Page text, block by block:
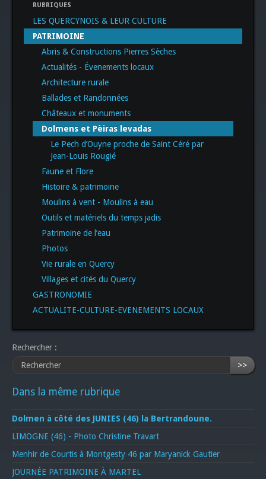
RUBRIQUES
LES QUERCYNOIS & LEUR CULTURE
PATRIMOINE
Abris & Constructions Pierres Sèches
Actualités - Évenements locaux
Architecture rurale
Ballades et Randonnées
Châteaux et monuments
Dolmens et Pèiras levadas
Le Pech d’Ouyne proche de Saint Céré par
Jean-Louis Rougié
Faune et Flore
Histoire & patrimoine
Moulins à vent - Moulins à eau
Outils et matériels du temps jadis
Patrimoine de l’eau
Photos
Vie rurale en Quercy
Villages et cités du Quercy
GASTRONOMIE
ACTUALITE-CULTURE-EVENEMENTS LOCAUX
Rechercher :
>>
Dans la même rubrique
Dolmen à côté des JUNIES (46) la Bertrandoune.
LIMOGNE (46) - Photo Christine Travart
Menhir de Courtis à Montgesty 46 par Maryanick Gautier
JOURNÉE PATRIMOINE À MARTEL